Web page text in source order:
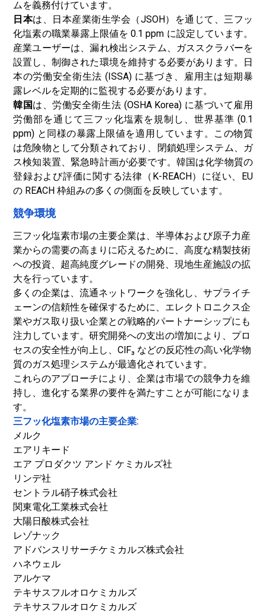
ムを義務付けています。
日本は、日本産業衛生学会（JSOH）を通じて、三フッ
化塩素の職業暴露上限値を 0.1 ppm に設定しています。
産業ユーザーは、漏れ検出システム、ガススクラバーを
設置し、制御された環境を維持する必要があります。日
本の労働安全衛生法 (ISSA) に基づき、雇用主は短期暴
露レベルを定期的に監視する必要があります。
韓国は、労働安全衛生法 (OSHA Korea) に基づいて雇用
労働部を通じて三フッ化塩素を規制し、世界基準 (0.1
ppm) と同様の暴露上限値を適用しています。この物質
は危険物として分類されており、閉鎖処理システム、ガ
ス検知装置、緊急時計画が必要です。韓国は化学物質の
登録および評価に関する法律（K-REACH）に従い、EU
の REACH 枠組みの多くの側面を反映しています。
競争環境
三フッ化塩素市場の主要企業は、半導体および原子力産
業からの需要の高まりに応えるために、高度な精製技術
への投資、超高純度グレードの開発、現地生産施設の拡
大を行っています。
多くの企業は、流通ネットワークを強化し、サプライチ
ェーンの信頼性を確保するために、エレクトロニクス企
業やガス取り扱い企業との戦略的パートナーシップにも
注力しています。研究開発への支出の増加により、プロ
セスの安全性が向上し、ClF₃ などの反応性の高い化学物
質のガス処理システムが最適化されています。
これらのアプローチにより、企業は市場での競争力を維
持し、進化する業界の要件を満たすことが可能になりま
す。
三フッ化塩素市場の主要企業:
メルク
エアリキード
エア プロダクツ アンド ケミカルズ社
リンデ社
セントラル硝子株式会社
関東電化工業株式会社
大陽日酸株式会社
レゾナック
アドバンスリサーチケミカルズ株式会社
ハネウェル
アルケマ
テキサスフルオロケミカルズ
テキサスフルオロケミカルズ